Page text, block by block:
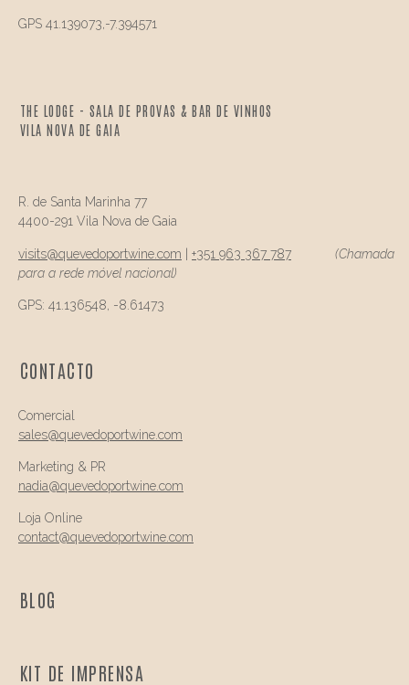
GPS 41.139073,-7.394571
THE LODGE - SALA DE PROVAS & BAR DE VINHOS
VILA NOVA DE GAIA
R. de Santa Marinha 77
4400-291 Vila Nova de Gaia
visits@quevedoportwine.com +351 963 367 787
(Chamada
para a rede móvel nacional)
GPS: 41.136548, -8.61473
CONTACTO
Comercial
sales@quevedoportwine.com
Marketing & PR
nadia@quevedoportwine.com
Loja Online
contact@quevedoportwine.com
BLOG
KIT DE IMPRENSA